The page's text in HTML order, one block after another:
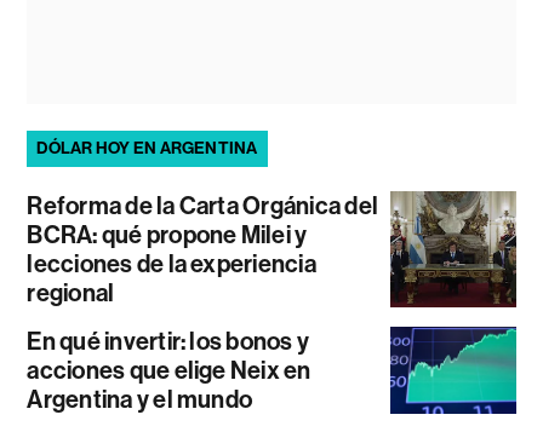
DÓLAR HOY EN ARGENTINA
Reforma de la Carta Orgánica del
BCRA: qué propone Milei y
lecciones de la experiencia
regional
En qué invertir: los bonos y
acciones que elige Neix en
Argentina y el mundo